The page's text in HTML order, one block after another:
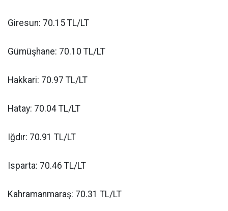
Giresun: 70.15 TL/LT
Gümüşhane: 70.10 TL/LT
Hakkari: 70.97 TL/LT
Hatay: 70.04 TL/LT
Iğdır: 70.91 TL/LT
Isparta: 70.46 TL/LT
Kahramanmaraş: 70.31 TL/LT